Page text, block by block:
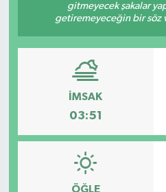
gitmeyecek şakalar
getiremeyeceğin bir söz
İMSAK
03:51
ÖĞLE